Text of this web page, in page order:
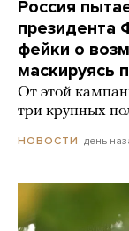
Россия
президента
фейки о
маскируясь
От этой
три крупных
НОВОСТИ день